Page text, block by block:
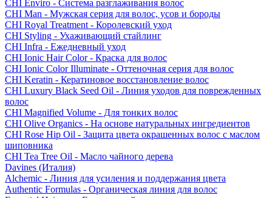
CHI Enviro - Система разглаживания волос
CHI Man - Мужская серия для волос, усов и бороды
CHI Royal Treatment - Королевский уход
CHI Styling - Ухаживающий стайлинг
CHI Infra - Ежедневный уход
CHI Ionic Hair Color - Краска для волос
CHI Ionic Color Illuminate - Оттеночная серия для волос
CHI Keratin - Кератиновое восстановление волос
CHI Luxury Black Seed Oil - Линия уходов для поврежденных
волос
CHI Magnified Volume - Для тонких волос
CHI Olive Organics - На основе натуральных ингредиентов
CHI Rose Hip Oil - Защита цвета окрашенных волос с маслом
шиповника
CHI Tea Tree Oil - Масло чайного дерева
Davines (Италия)
Alchemic - Линия для усиления и поддержания цвета
Authentic Formulas - Органическая линия для волос